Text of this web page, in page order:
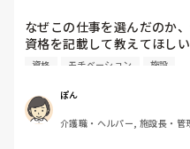
なぜこの仕事を選んだのか
資格を記載して教えてほしい
帰省して中学の同級生と地
の仕事をしていると聞いて
資格 モチベーション 施設
ぽん
介護職・ヘルパー, 施設長・